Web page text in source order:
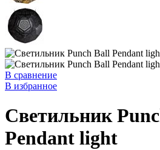
В сравнение
В избранное
Светильник
Pendant light